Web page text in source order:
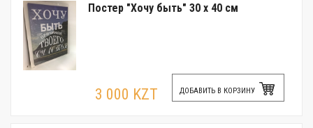
Постер "Хочу быть" 30 x 40 см
3 000 KZT ДОБАВИТЬ В КОРЗИНУ